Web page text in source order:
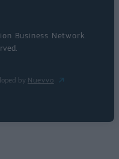
Business Network
by Nuevvo